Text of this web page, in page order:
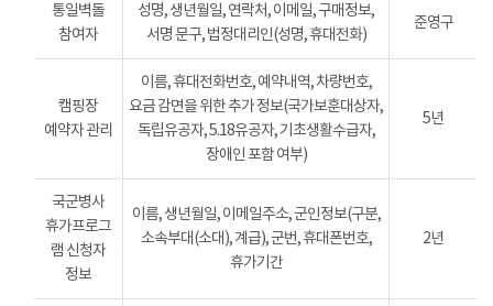
통일벽돌
참여자
성명, 생년월일, 연락처, 이메일, 구매정보,
서명 문구, 법정대리인(성명, 휴대전화)
준영구
캠핑장
예약자 관리
이름, 휴대전화번호, 예약내역, 차량번호,
요금 감면을 위한 추가 정보(국가보훈대상자,
독립유공자, 5.18유공자, 기초생활수급자,
장애인 포함 여부)
5년
국군병사
휴가프로그
램 신청자
정보
이름, 생년월일, 이메일주소, 군인정보(구분,
소속부대(소대), 계급), 군번, 휴대폰번호,
휴가기간
2년